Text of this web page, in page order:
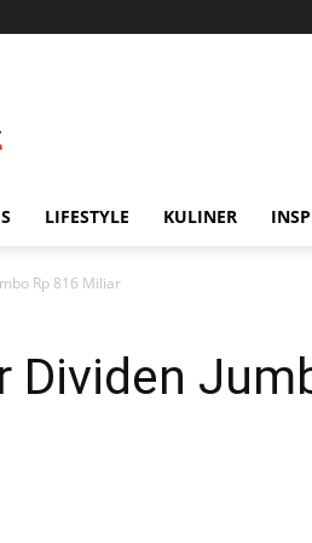
LIFESTYLE KULINER
Rp 816 Miliar
Dividen